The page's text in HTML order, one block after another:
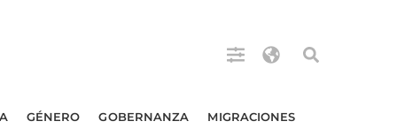
GÉNERO GOBERNANZA MIGRACIONES